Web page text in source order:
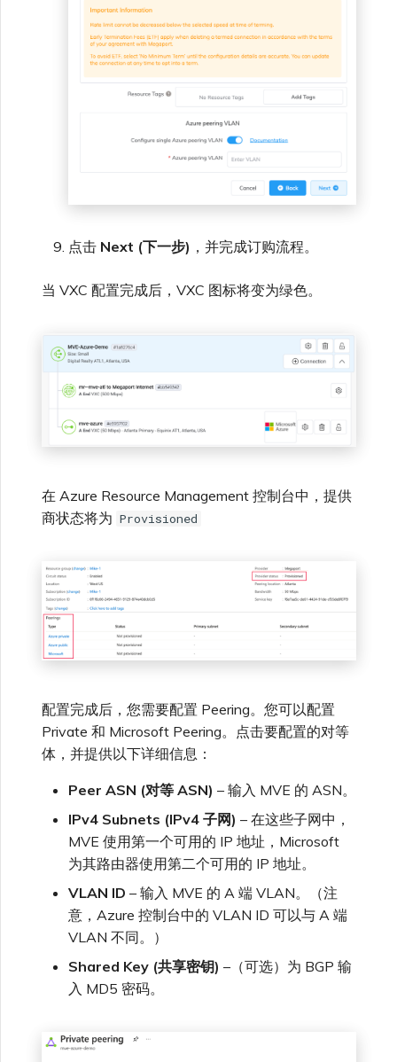
点击 Next (下一步) ，并完成订购流程。
当 VXC 配置完成后，VXC 图标将变为绿色。
在 Azure Resource Management 控制台中，提供
商状态将为 Provisioned
配置完成后，您需要配置 Peering。您可以配置
Private 和 Microsoft Peering。点击要配置的对等
体，并提供以下详细信息：
Peer ASN (对等 ASN) – 输入 MVE 的 ASN。
IPv4 Subnets (IPv4 子网) – 在这些子网中，
MVE 使用第一个可用的 IP 地址，Microsoft
为其路由器使用第二个可用的 IP 地址。
VLAN ID – 输入 MVE 的 A 端 VLAN。（注
意，Azure 控制台中的 VLAN ID 可以与 A 端
VLAN 不同。）
Shared Key (共享密钥) –（可选）为 BGP 输
入 MD5 密码。